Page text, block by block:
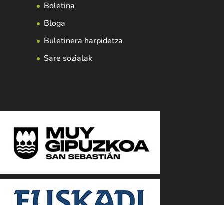
Boletina
Bloga
Buletinera harpidetza
Sare sozialak